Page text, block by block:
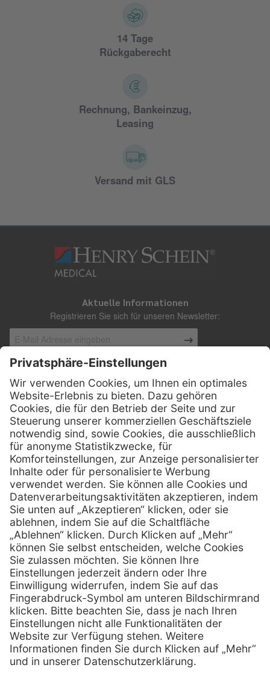
14 Tage
Rückgaberecht
Rechnung, Bankeinzug,
Leasing
Versand mit GLS
Aktuelle Informationen
Registrieren Sie sich für unseren Newsletter:
Kontakt
Henry Schein Medical Austria GmbH
Schönbrunner Straße 297
A-1120 Wien
01 / 718 19 61 99
Telefax:01 / 718 19 61 23
E-Mail: info @ henryscheinmed.at
Services
Vorteile
Eigenmarke
Leasing
Technischer Service
Kataloge / Downloads
Hilfe
FAQs
Kontakt
Außendienst
Lob & Kritik
Retoure anmelden
Zertifikat Rechtliches
Impressum